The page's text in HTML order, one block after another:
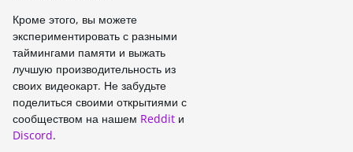
Кроме этого, вы можете
экспериментировать с разными
таймингами памяти и выжать
лучшую производительность из
своих видеокарт. Не забудьте
поделиться своими открытиями с
сообществом на нашем Reddit и
Discord.